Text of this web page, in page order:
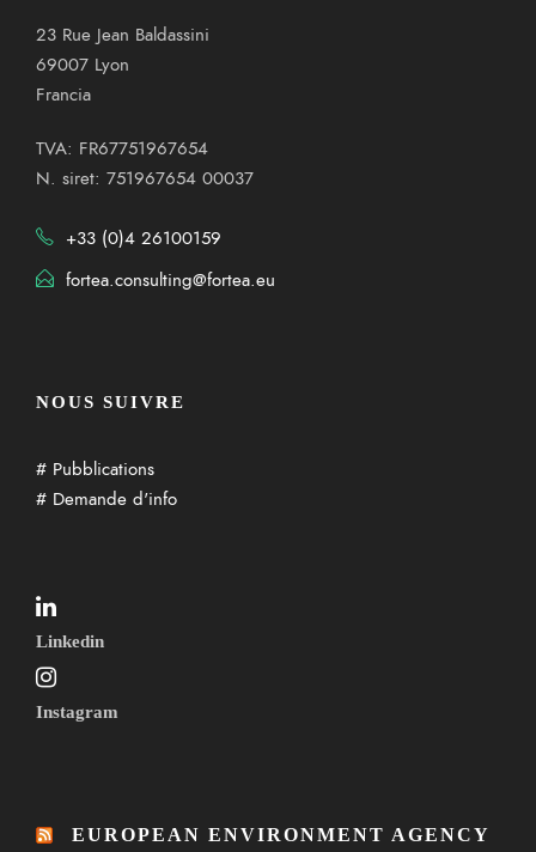
23 Rue Jean Baldassini
69007 Lyon
Francia
TVA: FR67751967654
N. siret: 751967654 00037
+33 (0)4 26100159
fortea.consulting@fortea.eu
NOUS SUIVRE
# Pubblications
# Demande d'info
Linkedin
Instagram
EUROPEAN ENVIRONMENT AGENCY